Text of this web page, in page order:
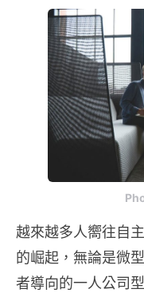
越來越多人嚮往自
的崛起，無論是微
者導向的一人公司